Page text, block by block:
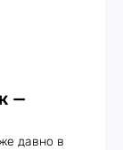
—
давно в